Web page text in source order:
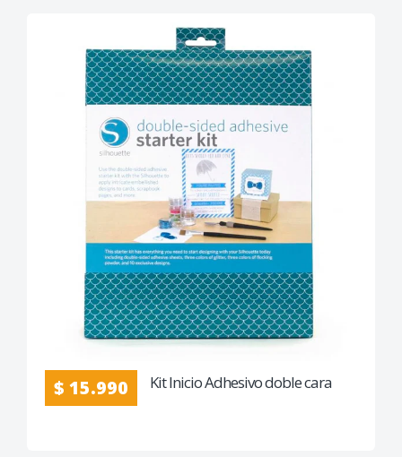
$ 15.990 Kit Inicio Adhesivo doble cara